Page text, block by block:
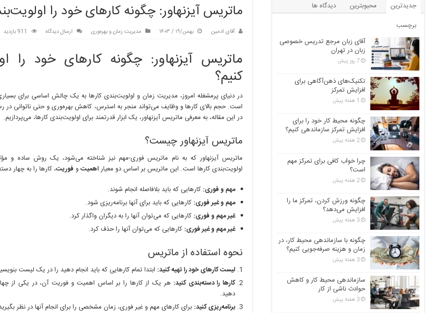
ماتریس آیزنهاور: چگونه کارهای خود را
آقای ادمین بهمن/۱۹ / ۱۴۰۳ مدیریت زمان و بهره‌وری ارسال دیدگاه 911 بازدید
ماتریس آیزنهاور: چگونه کارهای خود را
کنیم؟
در دنیای پرمشغله امروز، مدیریت زمان و اولویت‌بندی کارها به یک چالش اساسی برای
است. حجم بالای کارها و وظایف می‌تواند منجر به استرس، کاهش بهره‌وری و حتی ناتوانی در
در این مقاله، به معرفی ماتریس آیزنهاور، یک ابزار قدرتمند برای اولویت‌بندی کارها، می‌پردازیم.
ماتریس آیزنهاور چیست؟
ماتریس آیزنهاور که به نام ماتریس فوری-مهم نیز شناخته می‌شود، یک روش ساده و
اولویت‌بندی کارها است. این ماتریس بر اساس دو معیاراهمیتو فوریت، کارها را به چهار
مهم و فوری: کارهایی که باید بلافاصله انجام شوند.
مهم و غیر فوری: کارهایی که باید برای آنها برنامه‌ریزی شود.
غیر مهم و فوری: کارهایی که می‌توان آنها را به دیگران واگذار کرد.
غیر مهم و غیر فوری: کارهایی که می‌توان آنها را حذف کرد.
نحوه استفاده از ماتریس
لیست کارهای خود را تهیه کنید: ابتدا تمام کارهایی که باید انجام دهید را در یک لیست
کارها را دسته‌بندی کنید: هر یک از کارها را بر اساس اهمیت و فوریت آن، در یکی از
دهید.
برنامه‌ریزی کنید: برای کارهای مهم و غیر فوری، زمان مشخصی را برای انجام آنها در نظر
جدیدترین محبوبترین
دیدگاه ها
برچسب
آقای زبان مرجع تدریس خصوصی
زبان در تهران
7 روز پیش
تکنیک‌های ذهن‌آگاهی برای
افزایش تمرکز
1 هفته پیش
چگونه محیط کار خود را برای
افزایش تمرکز سازماندهی کنیم؟
2 هفته پیش
چرا خواب کافی برای تمرکز مهم
است؟
2 هفته پیش
چگونه ورزش کردن، تمرکز ما را
افزایش می‌دهد؟
3 هفته پیش
چگونه با سازماندهی محیط کار، در
زمان و هزینه صرفه‌جویی کنیم؟
3 هفته پیش
سازماندهی محیط کار و کاهش
حوادث ناشی از کار
3 هفته پیش